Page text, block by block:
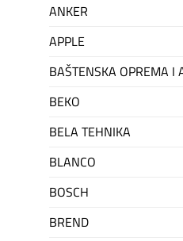
ANKER
APPLE
BAŠTENSKA OPREMA I
BEKO
BELA TEHNIKA
BLANCO
BOSCH
BREND